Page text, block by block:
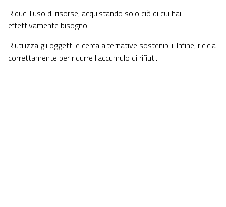
Riduci l'uso di risorse, acquistando solo ciò di cui hai
effettivamente bisogno.
Riutilizza gli oggetti e cerca alternative sostenibili. Infine, ricicla
correttamente per ridurre l'accumulo di rifiuti.